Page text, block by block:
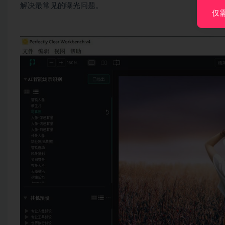
解决最常见的曝光问题。
仅